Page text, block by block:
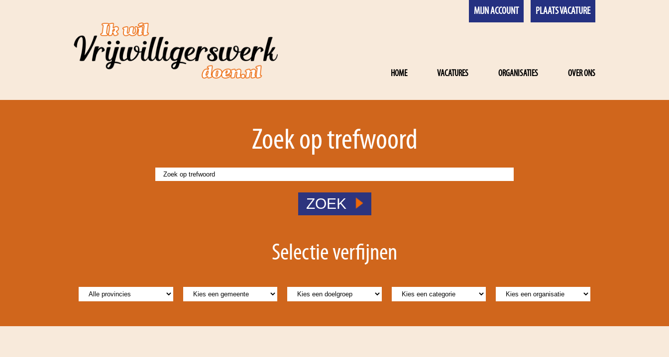
PLAATS VACATURE
MIJN ACCOUNT
HOME VACATURES ORGANISATIES OVER ONS
Zoek op trefwoord
ZOEK
Selectie verfijnen